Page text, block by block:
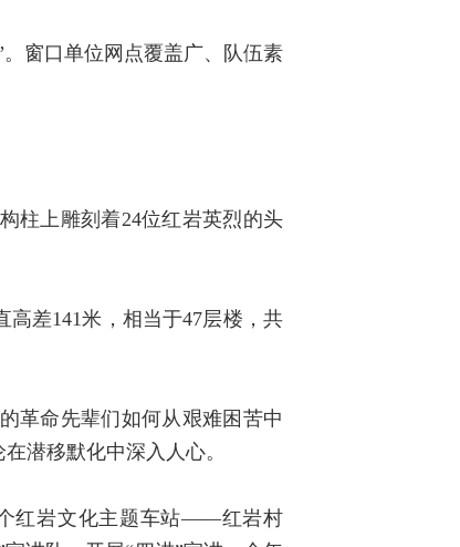
窗口单位网点覆盖广、队伍素
柱上雕刻着24位红岩英烈的头
差141米，相当于47层楼，共
革命先辈们如何从艰难困苦中
潜移默化中深入人心。
红岩文化主题车站——红岩村